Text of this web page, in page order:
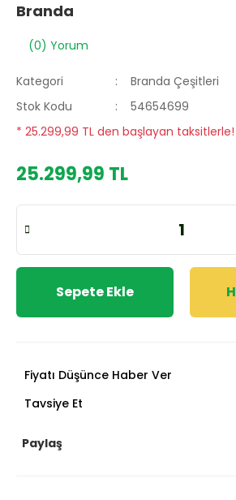
Branda
(0) Yorum
Kategori
Branda Çeşitleri
Stok Kodu
54654699
* 25.299,99 TL den başlayan taksitlerle!
25.299,99 TL
Sepete Ekle
Fiyatı Düşünce Haber Ver
Tavsiye Et
Paylaş